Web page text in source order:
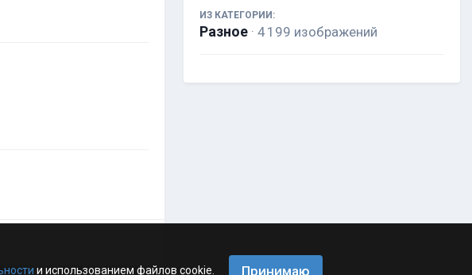
ИЗ КАТЕГОРИИ:
Разное · 4 199 изображений
и использованием файлов cookie. Принимаю